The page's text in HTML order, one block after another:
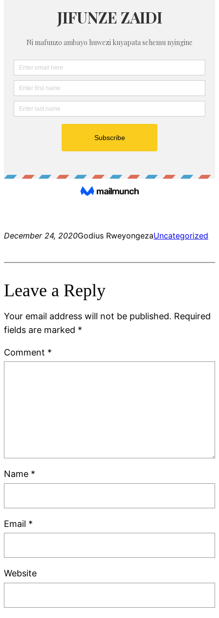
December 24, 2020Godius RweyongezaUncategorized
Leave a Reply
Your email address will not be published. Required
fields are marked *
Comment *
Name *
Email *
Website